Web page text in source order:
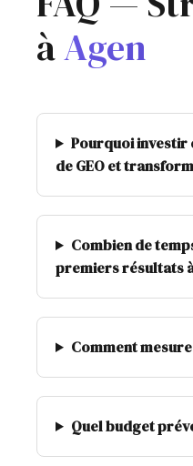
àAgen
Pourquoi
de GEO et
Combien de
premiers résultats
Comment
Quel budget